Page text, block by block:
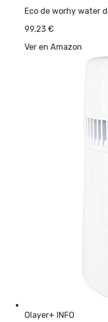
Eco de worhy water
99,23 €
Ver en Amazon
Olayer+ INFO